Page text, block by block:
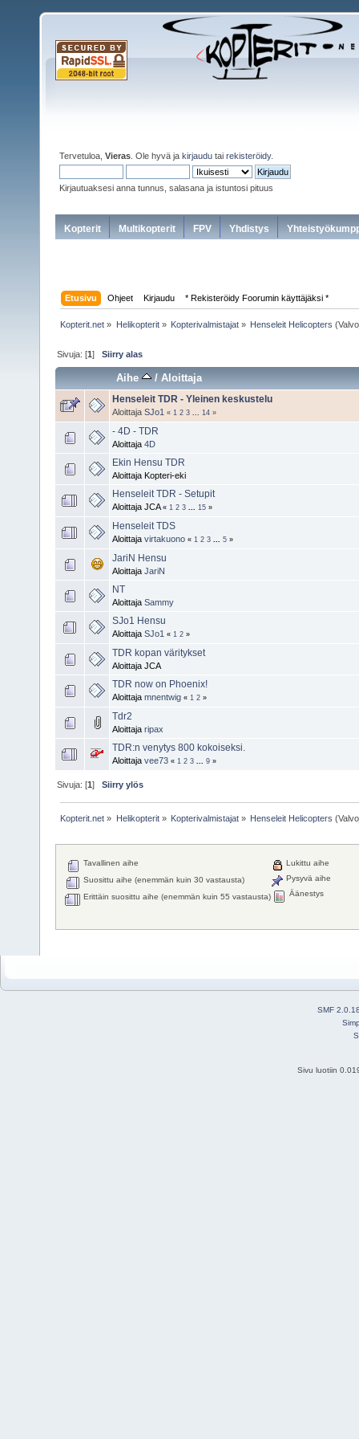
Tervetuloa, Vieras . Ole hyvä ja kirjaudu tai rekisteröidy.
Kirjautuaksesi anna tunnus, salasana ja istuntosi pituus
Kopterit Multikopterit FPV Yhdistys
Etusivu Ohjeet Kirjaudu * Rekisteröidy Foorumin käyttäjäksi *
Kopterit.net » Helikopterit» Kopterivalmistajat» Henseleit Helicopters
Sivuja: [1]Siirry alas
Aihe /Aloittaja
Henseleit TDR - Yleinen keskustelu
Aloittaja SJo1 « 1 2 3 14 »
- 4D - TDR
Aloittaja 4D
Ekin Hensu TDR
Aloittaja Kopteri-eki
Henseleit TDR - Setupit
Aloittaja JCA « 1 2 3 15 »
Henseleit TDS
Aloittaja virtakuono « 1 2 3 5 »
JariN Hensu
Aloittaja JariN
NT
Aloittaja Sammy
SJo1 Hensu
Aloittaja SJo1 « 1 2 »
TDR kopan väritykset
Aloittaja JCA
TDR now on Phoenix!
Aloittaja mnentwig « 1 2 »
Tdr2
Aloittaja ripax
TDR:n venytys 800 kokoiseksi.
Aloittaja vee73 « 1 2 3 9 »
Sivuja: [1]Siirry ylös
Kopterit.net » Helikopterit» Kopterivalmistajat» Henseleit Helicopters
Tavallinen aihe
Suosittu aihe (enemmän kuin 30 vastausta)
Erittäin suosittu aihe (enemmän kuin 55 vastausta)
Lukittu aihe
Pysyvä aihe
Äänestys
SMF
Sivu luotiin